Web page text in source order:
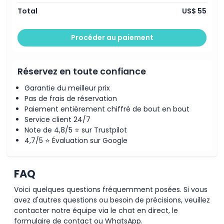
durée de la visite peut varier légèrement en raison des
conditions météorologiques ou des contraintes
Retour
Retour : dépôt à l'arrêt n°1 Big Bus Tours du Bayside
Marketplace. Heures de retour : 13:05, 13:35, 18:35, 19:05,
horaires peuvent changer en raison des nécessités
opérationnelles ; veuillez confirmer votre heure de retour
Total US$ 55
Procéder au paiement
Réservez en toute confiance
Garantie du meilleur prix
Pas de frais de réservation
Paiement entièrement chiffré de bout en bout
Service client 24/7
Note de 4,8/5 ⭐ sur Trustpilot
4,7/5 ⭐ Évaluation sur Google
FAQ
Voici quelques questions fréquemment posées. Si vous
avez d'autres questions ou besoin de précisions, veuillez
contacter notre équipe via le chat en direct, le
formulaire de contact ou WhatsApp.